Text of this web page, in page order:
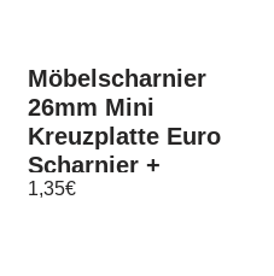
Möbelscharnier
26mm Mini
Kreuzplatte Euro
Scharnier +
Dämpfer
1,35€